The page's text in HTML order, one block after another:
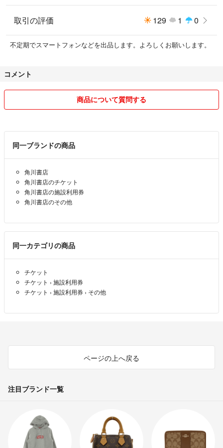
取引の評価 129 1 0
不定期でスマートフォンなどを出品します。よろしくお願いします。
コメント
商品について質問する
同一ブランドの商品
角川書店
角川書店のチケット
角川書店の施設利用券
角川書店のその他
同一カテゴリの商品
チケット
チケット › 施設利用券
チケット › 施設利用券 › その他
ページの上へ戻る
注目ブランド一覧